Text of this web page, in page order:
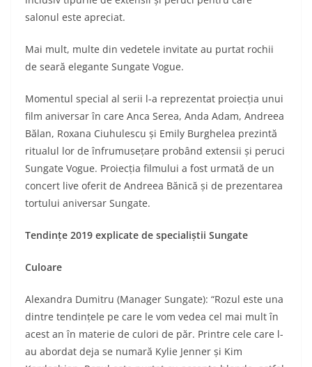
salonul este apreciat.
Mai mult, multe din vedetele invitate au purtat rochii
de seară elegante Sungate Vogue.
Momentul special al serii l-a reprezentat proiecția unui
film aniversar în care Anca Serea, Anda Adam, Andreea
Bălan, Roxana Ciuhulescu și Emily Burghelea prezintă
ritualul lor de înfrumusețare probând extensii și peruci
Sungate Vogue. Proiecția filmului a fost urmată de un
concert live oferit de Andreea Bănică și de prezentarea
tortului aniversar Sungate.
Tendințe 2019 explicate de specialiștii Sungate
Culoare
Alexandra Dumitru (Manager Sungate): “Rozul este una
dintre tendințele pe care le vom vedea cel mai mult în
acest an în materie de culori de păr. Printre cele care l-
au abordat deja se numară Kylie Jenner și Kim